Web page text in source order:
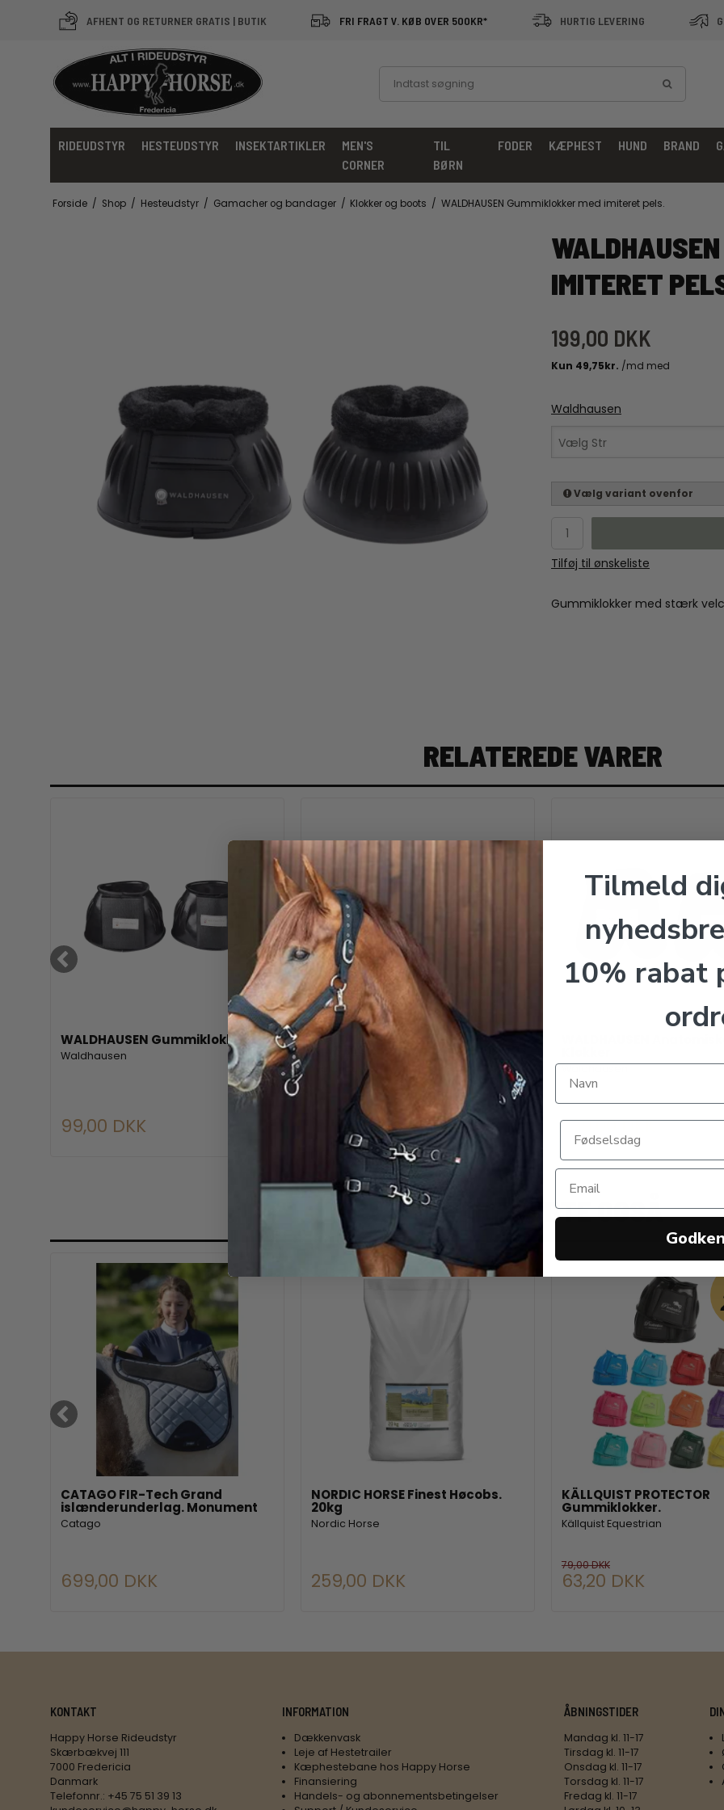
AFHENT OG RETURNER GRATIS | BUTIK FRI FRAGT V. KØB OVER 500KR* HURTIG LEVERING
RIDEUDSTYR HESTEUDSTYR INSEKTARTIKLER
MEN'S
CORNER
TIL
BØRN
FODER KÆPHEST HUND BRAND
Forside / Shop / Hesteudstyr / Gamacher og bandager / Klokker og boots / WALDHAUSEN Gummiklokker med imiteret pels.
IMITERET
199,00 DKK
Waldhausen
Vælg Str
Vælg variant ovenfor
Tilføj til ønskeliste
Gummiklokker med stærk
RELATEREDE VARER
WALDHAUSEN Gummiklokker.
Waldhausen
99,00 DKK
WALDHAUSEN Klokker med
lammeskind
Waldhausen
299,00 DKK
Waldhausen
239,00 DKK
ANDRE KØBTE OGSÅ
CATAGO FIR-Tech Grand
islænderunderlag. Monument
Catago
699,00 DKK
NORDIC HORSE Finest Høcobs.
20kg
Nordic Horse
259,00 DKK
KÄLLQUIST PROTECTOR
Gummiklokker.
Källquist Equestrian
79,00 DKK
63,20 DKK
KONTAKT
Happy Horse Rideudstyr
Skærbækvej 111
7000 Fredericia
Danmark
Telefonnr.: +45 75 51 39 13
INFORMATION
Dækkenvask
Leje af Hestetrailer
Kæphestebane hos Happy Horse
Finansiering
Handels- og abonnementsbetingelser
ÅBNINGSTIDER
Mandag kl. 11-17
Tirsdag kl. 11-17
Onsdag kl. 11-17
Torsdag kl. 11-17
Fredag kl. 11-17
Tilmeld
10% rabat